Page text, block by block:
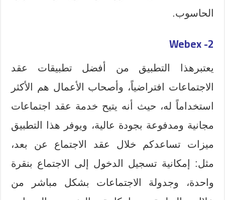
الحاسوب.
2- Webex
يعتبرهذا التطبيق من أفضل تطبيقات عقد
الاجتماعات افتراضياً، وأصحاب الأعمال هم الأكثر
استخداماً له، حيث أنه يتيح خدمة عقد اجتماعات
مجانية ومدفوعة بجودة عالية، ويوفر هذا التطبيق
ميزات تساعدكم خلال عقد الاجتماع عن بعد،
مثل: إمكانية تسجيل الدخول إلى الاجتماع بنقرة
واحدة، وجدولة الاجتماعات بشكل مباشر من